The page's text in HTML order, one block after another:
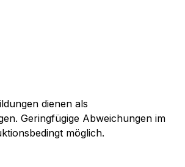
dienen als
Geringfügige Abweichungen im
möglich.